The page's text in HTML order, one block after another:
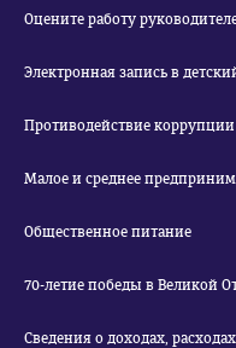
Оцените работу
Электронная запись в
Противодействие коррупции
Малое и среднее
Общественное питание
70-летие победы в Великой
Сведения о доходах,